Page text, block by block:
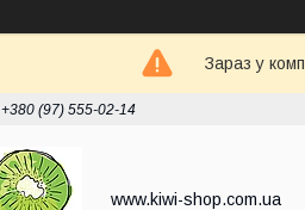
Зараз у
+380 (97) 555-02-14
www.kiwi-shop.com.ua